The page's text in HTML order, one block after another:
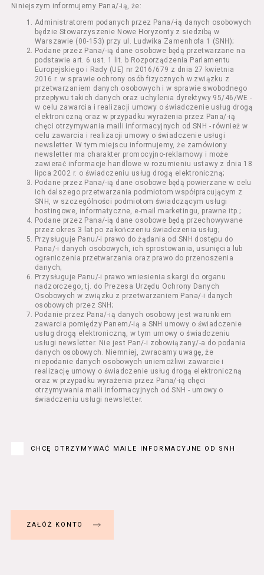
Usługodawcę drogą elektroniczną z
wykorzystaniem Serwisu;
Seans – organizowany przez Usługodawcę
w Kinie Nowe Horyzonty we Wrocławiu (ul.
Kazimierza Wielkiego 19a-21) pokaz filmu nie
stanowiący części Wydarzenia;
Wydarzenie – organizowany przez
Usługodawcę w Kinie Nowe Horyzonty we
Wrocławiu (ul. Kazimierza Wielkiego 19a-21)
festiwal filmowy, przegląd filmowy, pokaz
specjalny, performance, opera, koncert lub
inna podobna impreza;
Kurs – zajęcia organizowane przez
Organizatora będące przedsięwzięciem o
charakterze edukacyjnym;
Bilety – dokumenty potwierdzające zawarcie
umowy z Usługodawcą i uprawniające do
wzięcia udziału w Seansie lub w części
określonego Wydarzenia;
Karnety – zestaw określonej liczby Biletów na
poszczególne części danego Wydarzenia lub
na całe Wydarzenie, przewidziany dla danego
Wydarzenia przez Usługodawcę;
Regulamin – niniejszy regulamin.
§ 2 Postanowienia ogólne
Regulamin określa zasady:
świadczenia Usługobiorcom Usług przez
Usługodawcę, z zastrzeżeniem usług, o
których mowa w ust. 2 pkt 4 i 5 poniżej,
których zasady świadczenia w zakresie
nieuregulowanym w Regulaminie precyzują
odrębne regulaminy,
przetwarzania przez Usługodawcę danych
następujące Usługi:
nabycia Biletów i Karnetów oraz
Niniejszym informujemy Pana/-ią, że:
Administratorem podanych przez Pana/-ią danych osobowych
będzie Stowarzyszenie Nowe Horyzonty z siedzibą w
Warszawie (00-153) przy ul. Ludwika Zamenhofa 1 (SNH);
Podane przez Pana/-ią dane osobowe będą przetwarzane na
podstawie art. 6 ust. 1 lit. b Rozporządzenia Parlamentu
Europejskiego i Rady (UE) nr 2016/679 z dnia 27 kwietnia
2016 r. w sprawie ochrony osób fizycznych w związku z
przetwarzaniem danych osobowych i w sprawie swobodnego
przepływu takich danych oraz uchylenia dyrektywy 95/46/WE -
w celu zawarcia i realizacji umowy o świadczenie usług drogą
elektroniczną oraz w przypadku wyrażenia przez Pana/-ią
chęci otrzymywania maili informacyjnych od SNH - również w
celu zawarcia i realizacji umowy o świadczenie usługi
newsletter. W tym miejscu informujemy, że zamówiony
newsletter ma charakter promocyjno-reklamowy i może
zawierać informacje handlowe w rozumieniu ustawy z dnia 18
lipca 2002 r. o świadczeniu usług drogą elektroniczną;
Podane przez Pana/-ią dane osobowe będą powierzane w celu
ich dalszego przetwarzania podmiotom współpracującym z
SNH, w szczególności podmiotom świadczącym usługi
hostingowe, informatyczne, e-mail marketingu, prawne itp.;
Podane przez Pana/-ią dane osobowe będą przechowywane
przez okres 3 lat po zakończeniu świadczenia usług;
Przysługuje Panu/-i prawo do żądania od SNH dostępu do
Pana/-i danych osobowych, ich sprostowania, usunięcia lub
ograniczenia przetwarzania oraz prawo do przenoszenia
danych;
Przysługuje Panu/-i prawo wniesienia skargi do organu
nadzorczego, tj. do Prezesa Urzędu Ochrony Danych
Osobowych w związku z przetwarzaniem Pana/-i danych
osobowych przez SNH;
Podanie przez Pana/-ią danych osobowy jest warunkiem
zawarcia pomiędzy Panem/-ią a SNH umowy o świadczenie
usług drogą elektroniczną, w tym umowy o świadczeniu
usługi newsletter. Nie jest Pan/-i zobowiązany/-a do podania
danych osobowych. Niemniej, zwracamy uwagę, że
niepodanie danych osobowych uniemożliwi zawarcie i
realizację umowy o świadczenie usług drogą elektroniczną
oraz w przypadku wyrażenia przez Pana/-ią chęci
otrzymywania maili informacyjnych od SNH - umowy o
świadczeniu usługi newsletter.
CHCĘ OTRZYMYWAĆ MAILE INFORMACYJNE OD SNH